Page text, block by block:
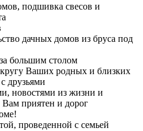
подшивка свесов и
дачных домов из бруса под
большим столом
Ваших родных и близких
друзьями
новостями из жизни и
Вам приятен и дорог
проведенной с семьей